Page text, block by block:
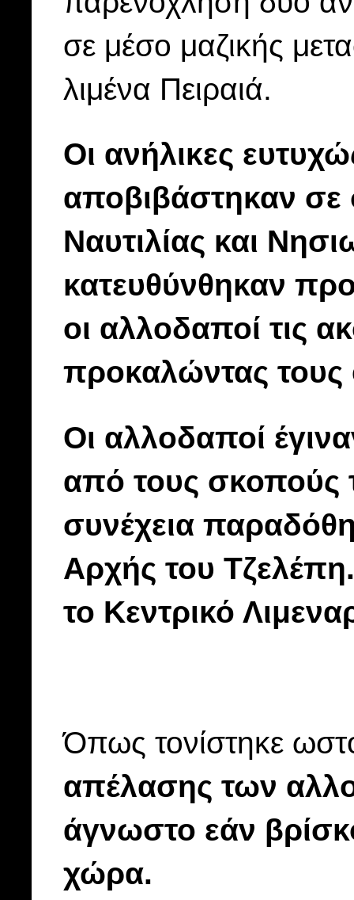
σε μέσο μαζικής
λιμένα Πειραιά.
Οι ανήλικες
αποβιβάστηκαν σε
Ναυτιλίας και
κατευθύνθηκαν
οι αλλοδαποί τις
προκαλώντας τους
Οι αλλοδαποί
από τους σκοπούς
συνέχεια
Αρχής του
το Κεντρικό
Όπως τονίστηκε
απέλασης των
άγνωστο εάν
χώρα.